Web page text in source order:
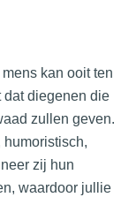
kan ooit ten
dat diegenen die
zullen geven.
humoristisch,
zij hun
waardoor jullie